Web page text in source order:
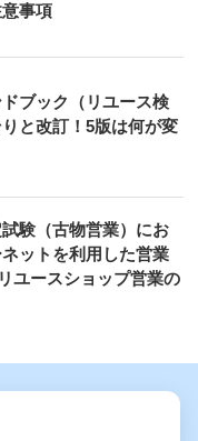
事項
ブック（リユース検
と改訂！5版は何が変
験（古物営業）にお
ットを利用した営業
ユースショップ営業の